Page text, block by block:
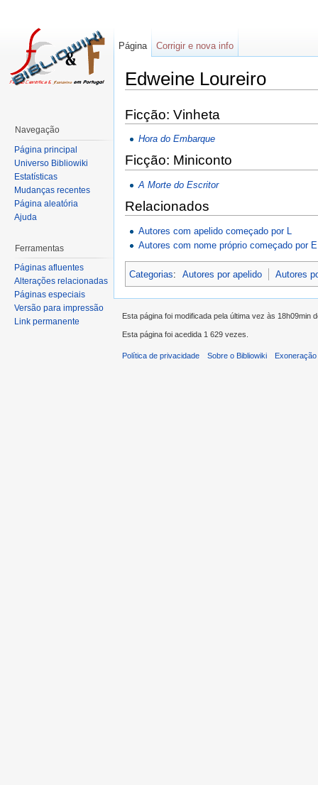
Edweine Loureiro
Ficção: Vinheta
Hora do Embarque
Ficção: Miniconto
A Morte do Escritor
Relacionados
Autores com apelido começado por L
Autores com nome próprio começado por E
Categorias: Autores por apelido Autores
Página Corrigir e nova info
Navegação
Página principal
Universo Bibliowiki
Estatísticas
Mudanças recentes
Página aleatória
Ajuda
Ferramentas
Páginas afluentes
Alterações relacionadas
Páginas especiais
Versão para impressão
Link permanente
Esta página foi modificada pela última vez às 18h09min
Esta página foi acedida 1 629 vezes.
Política de privacidade Sobre o Bibliowiki